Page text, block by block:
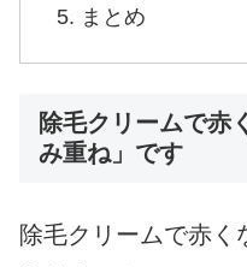
まとめ
除毛クリームで赤
み重ね」です
除毛クリームで赤く